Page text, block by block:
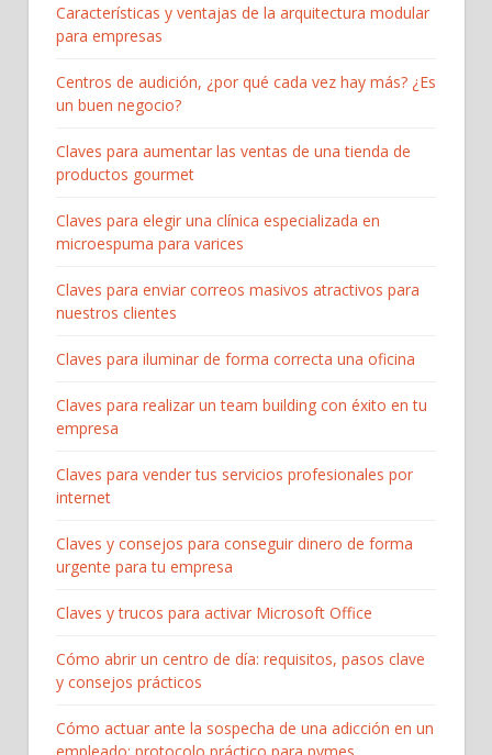
Características y ventajas de la arquitectura modular
para empresas
Centros de audición, ¿por qué cada vez hay más? ¿Es
un buen negocio?
Claves para aumentar las ventas de una tienda de
productos gourmet
Claves para elegir una clínica especializada en
microespuma para varices
Claves para enviar correos masivos atractivos para
nuestros clientes
Claves para iluminar de forma correcta una oficina
Claves para realizar un team building con éxito en tu
empresa
Claves para vender tus servicios profesionales por
internet
Claves y consejos para conseguir dinero de forma
urgente para tu empresa
Claves y trucos para activar Microsoft Office
Cómo abrir un centro de día: requisitos, pasos clave
y consejos prácticos
Cómo actuar ante la sospecha de una adicción en un